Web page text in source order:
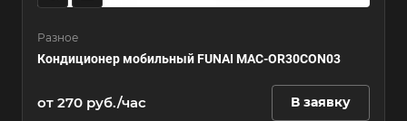
Разное
Кондиционер мобильный FUNAI MAC-OR30CON03
от 270 руб./час В заявку